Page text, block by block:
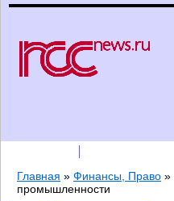
Главная » Финансы, Право »
промышленности